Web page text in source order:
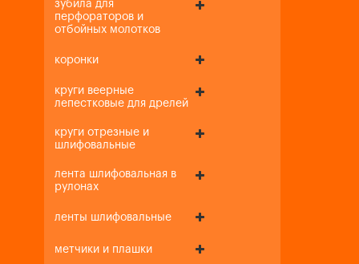
зубила для
перфораторов и
отбойных молотков
коронки
круги веерные
лепестковые для дрелей
круги отрезные и
шлифовальные
лента шлифовальная в
рулонах
ленты шлифовальные
метчики и плашки